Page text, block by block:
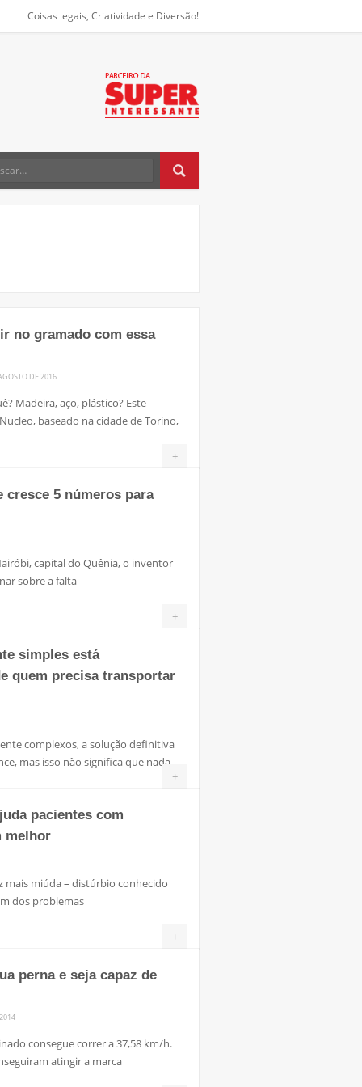
Coisas legais, Criatividade e Diversão!
no gramado com essa
DE 2016
Madeira, aço, plástico? Este
baseado na cidade de Torino,
+
cresce 5 números para
capital do Quênia, o inventor
sobre a falta
+
simples está
quem precisa transportar
complexos, a solução definitiva
mas isso não significa que nada
+
pacientes com
melhor
mais miúda – distúrbio conhecido
dos problemas
+
perna e seja capaz de
consegue correr a 37,58 km/h.
atingir a marca